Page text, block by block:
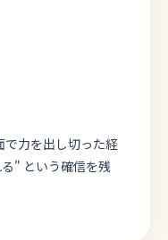
力を出し切った経
" という確信を残